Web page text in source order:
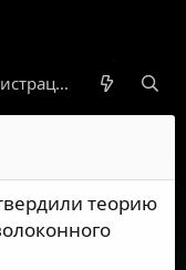
Новости
Регистрация
теорию